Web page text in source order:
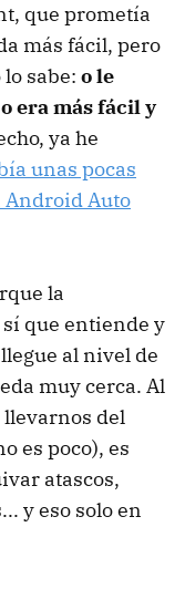
que prometía
más fácil, pero
sabe: o le
era más fácil y
ya he
unas pocas
Android Auto
la
que entiende y
al nivel de
muy cerca. Al
llevarnos del
es poco), es
atascos,
y eso solo en